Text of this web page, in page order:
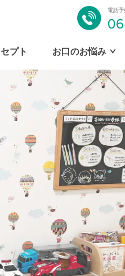
電話
プト お口のお悩み
たい 歯がグラグラする
に
滑舌を直したい